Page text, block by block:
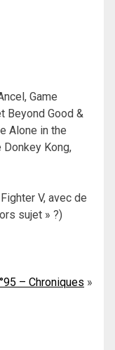
Game
Beyond Good &
Alone in the
Donkey Kong,
V, avec de
sujet » ?)
– Chroniques